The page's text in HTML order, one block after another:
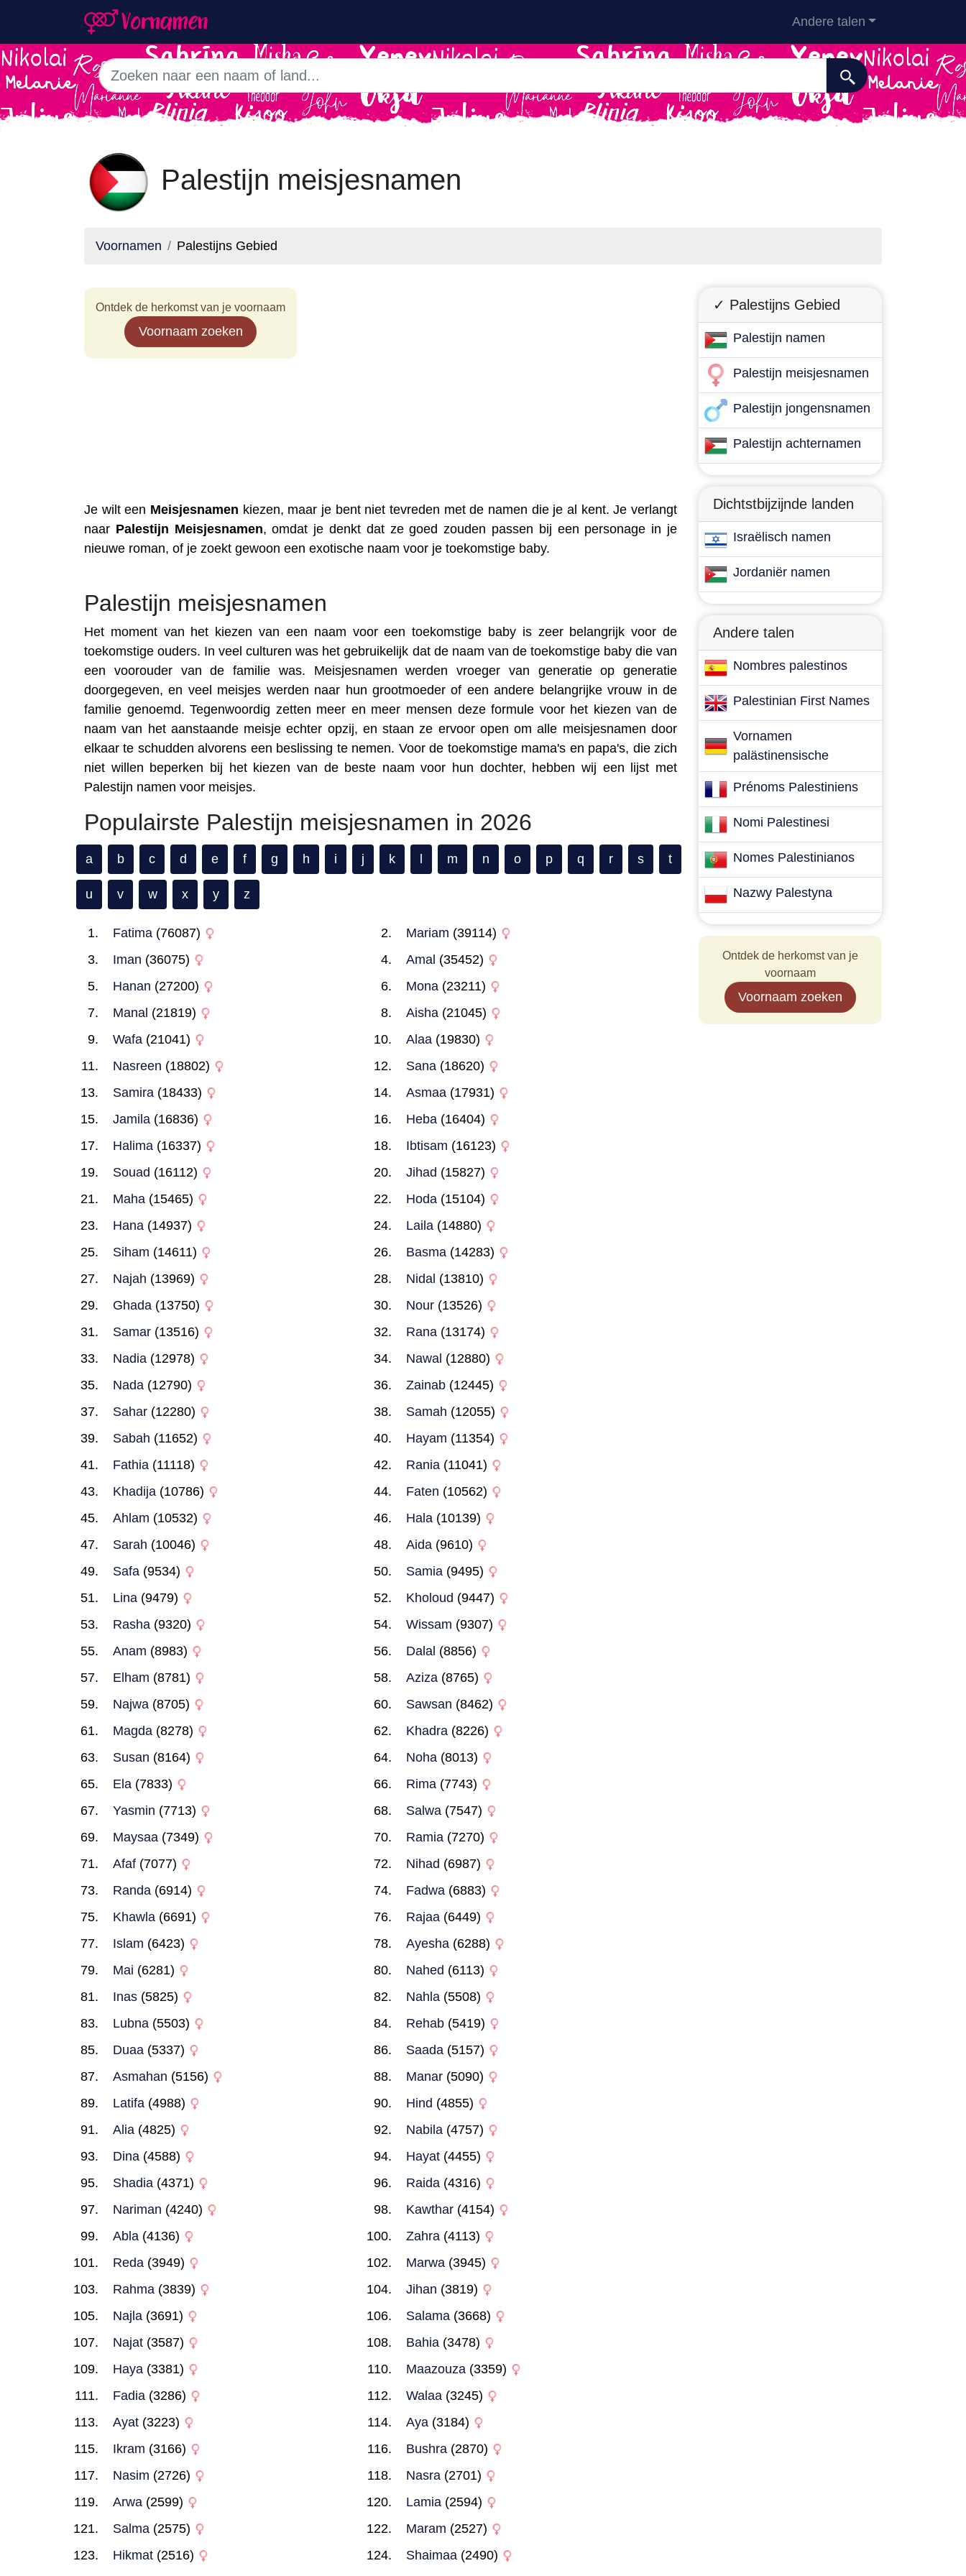
Andere talen
Palestijn meisjesnamen
Voornamen Palestijns Gebied
Ontdek de herkomst van je voornaam
Voornaam zoeken
Je wilt een Meisjesnamen kiezen, maar je bent niet tevreden met de namen die je al kent. Je verlangt
naar Palestijn Meisjesnamen, omdat je denkt dat ze goed zouden passen bij een personage in je
nieuwe roman, of je zoekt gewoon een exotische naam voor je toekomstige baby.
Palestijn meisjesnamen
Het moment van het kiezen van een naam voor een toekomstige baby is zeer belangrijk voor de
toekomstige ouders. In veel culturen was het gebruikelijk dat de naam van de toekomstige baby die van
een voorouder van de familie was. Meisjesnamen werden vroeger van generatie op generatie
doorgegeven, en veel meisjes werden naar hun grootmoeder of een andere belangrijke vrouw in de
familie genoemd. Tegenwoordig zetten meer en meer mensen deze formule voor het kiezen van de
naam van het aanstaande meisje echter opzij, en staan ze ervoor open om alle meisjesnamen door
elkaar te schudden alvorens een beslissing te nemen. Voor de toekomstige mama's en papa's, die zich
niet willen beperken bij het kiezen van de beste naam voor hun dochter, hebben wij een lijst met
Palestijn namen voor meisjes.
Populairste Palestijn meisjesnamen in 2026
a b c d e f g h i j k m n o p q r s t
u v w x y z
Fatima (76087) Mariam (39114)
Iman (36075) Amal (35452)
Hanan (27200) Mona(23211)
Manal (21819) Aisha(21045)
Wafa (21041) Alaa(19830)
Nasreen (18802) Sana(18620)
Samira (18433) Asmaa(17931)
Jamila (16836) Heba(16404)
Halima (16337) Ibtisam (16123)
Souad (16112) Jihad (15827)
Maha (15465) Hoda(15104)
Hana (14937) Laila(14880)
Siham (14611) Basma(14283)
Najah (13969) Nidal (13810)
Ghada (13750) Nour(13526)
Samar (13516) Rana(13174)
Nadia (12978) Nawal (12880)
Nada (12790) Zainab(12445)
Sahar (12280) Samah (12055)
Sabah (11652) Hayam (11354)
Fathia (11118) Rania(11041)
Khadija (10786) Faten (10562)
Ahlam (10532) Hala(10139)
Sarah (10046) Aida(9610)
Safa (9534) Samia(9495)
Lina (9479) Kholoud (9447)
Rasha (9320) Wissam (9307)
Anam (8983) Dalal (8856)
Elham (8781) Aziza(8765)
Najwa (8705) Sawsan (8462)
Magda (8278) Khadra(8226)
Susan (8164) Noha(8013)
Ela (7833) Rima(7743)
Yasmin (7713) Salwa(7547)
Maysaa (7349) Ramia(7270)
Afaf (7077) Nihad (6987)
Randa (6914) Fadwa(6883)
Khawla (6691) Rajaa(6449)
Islam (6423) Ayesha(6288)
Mai (6281) Nahed (6113)
Inas (5825) Nahla(5508)
Lubna (5503) Rehab(5419)
Duaa (5337) Saada(5157)
Asmahan (5156) Manar(5090)
Latifa (4988) Hind (4855)
Alia (4825) Nabila(4757)
Dina (4588) Hayat(4455)
Shadia (4371) Raida(4316)
Nariman (4240) Kawthar(4154)
Abla (4136) Zahra(4113)
Reda (3949) Marwa(3945)
Rahma (3839) Jihan (3819)
Najla (3691) Salama(3668)
Najat (3587) Bahia(3478)
Haya (3381) Maazouza(3359)
Fadia (3286) Walaa(3245)
Ayat (3223) Aya(3184)
Ikram (3166) Bushra(2870)
Nasim (2726) Nasra(2701)
Arwa (2599) Lamia(2594)
Salma (2575) Maram (2527)
Hikmat (2516) Shaimaa(2490)
✓ Palestijns Gebied
Palestijn namen
Palestijn meisjesnamen
Palestijn jongensnamen
Palestijn achternamen
Dichtstbijzijnde landen
Israëlisch namen
Jordaniër namen
Andere talen
Nombres palestinos
Palestinian First Names
Vornamen
palästinensische
Prénoms Palestiniens
Nomi Palestinesi
Nomes Palestinianos
Nazwy Palestyna
Ontdek de herkomst van je
voornaam
Voornaam zoeken